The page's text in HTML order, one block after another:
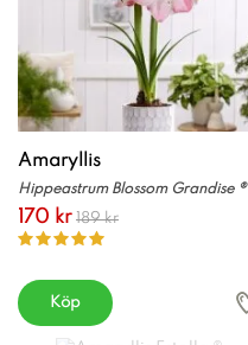
Amaryllis
Hippeastrum Blossom Grandise ®
170 kr 189 kr
Köp